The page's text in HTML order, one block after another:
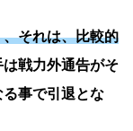
それは、比較的
戦力外通告がそ
事で引退とな